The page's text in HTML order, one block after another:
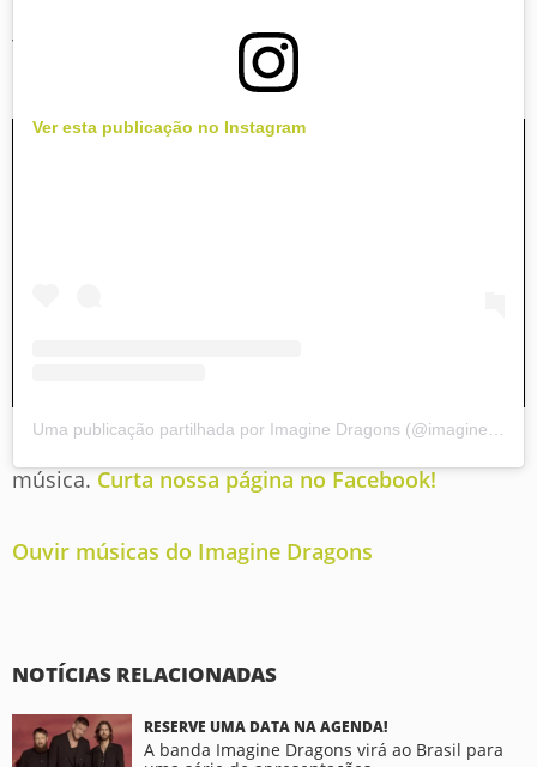
Tour". O primeiro show será na República Checa,
Ver esta publicação no Instagram
Fique por dentro de tudo o que rola no mundo da
música. Curta nossa página no Facebook!
Ouvir músicas do Imagine Dragons
NOTÍCIAS RELACIONADAS
RESERVE UMA DATA NA AGENDA!
A banda Imagine Dragons virá ao Brasil para